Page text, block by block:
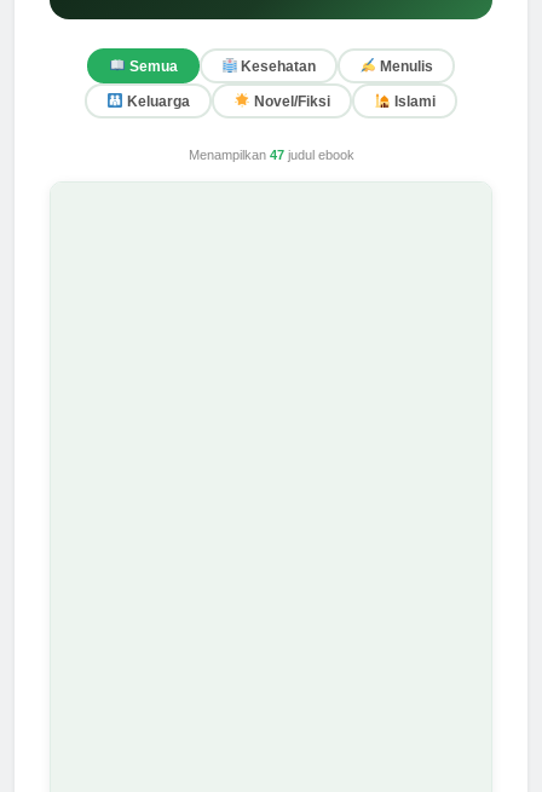
Semua Kesehatan Menulis
Keluarga Novel/Fiksi Islami
Menampilkan 47judul ebook